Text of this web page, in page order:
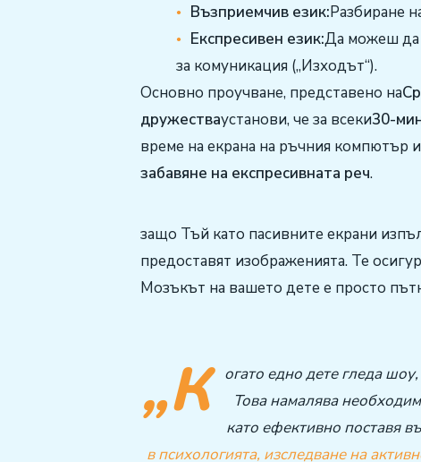
Възприемчив език:Разбиране
Експресивен език:Да можеш да
за комуникация („Изходът“).
Основно проучване, представено на
дружестваустанови, че за всеки30-
време на екрана на ръчния компютър
забавяне на експресивната реч.
защо Тъй като пасивните екрани
предоставят изображенията. Те
Мозъкът на вашето дете е просто
„К
огато едно дете гледа
Това намалява
като ефективно поставя
в психологията, изследване на